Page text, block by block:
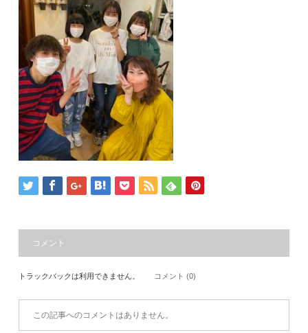
コメント
トラックバックは利用できません。 コメント (0)
この記事へのコメントはありません。